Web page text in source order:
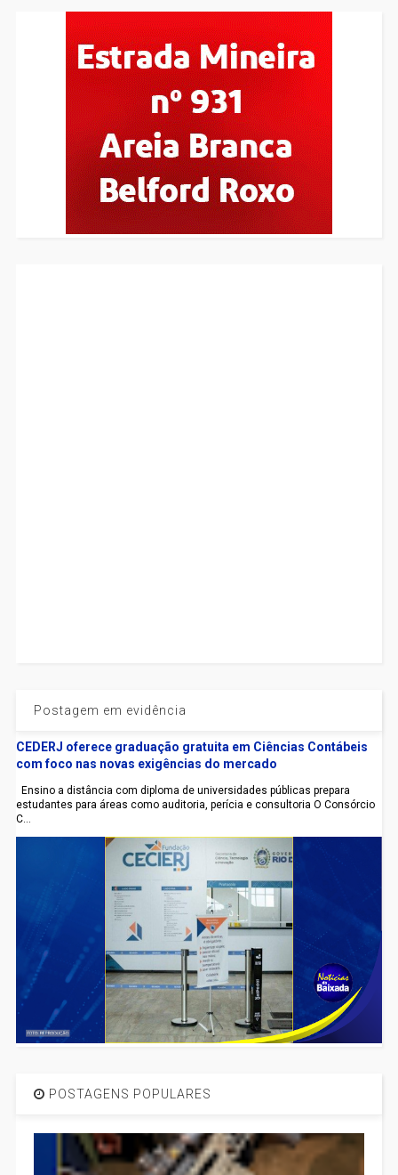
Postagem em evidência
CEDERJ oferece graduação gratuita em Ciências Contábeis
com foco nas novas exigências do mercado
Ensino a distância com diploma de universidades públicas prepara
estudantes para áreas como auditoria, perícia e consultoria O Consórcio
C...
POSTAGENS POPULARES